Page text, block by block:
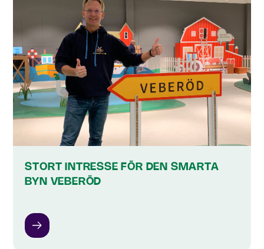
STORT INTRESSE FÖR DEN SMARTA
BYN VEBERÖD